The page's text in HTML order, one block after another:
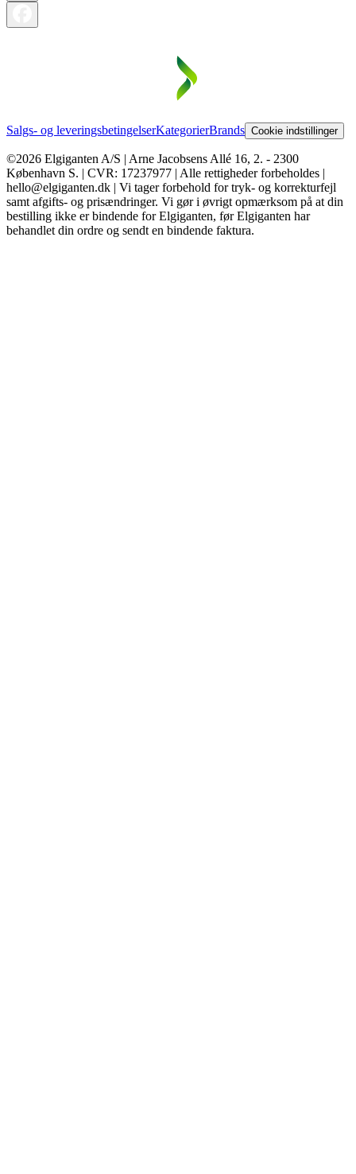
Salgs- og leveringsbetingelserKategorierBrands Cookie indstillinger
©2026 Elgiganten A/S | Arne Jacobsens Allé 16, 2. - 2300
København S. | CVR: 17237977 | Alle rettigheder forbeholdes |
hello@elgiganten.dk | Vi tager forbehold for tryk- og korrekturfejl
samt afgifts- og prisændringer. Vi gør i øvrigt opmærksom på at din
bestilling ikke er bindende for Elgiganten, før Elgiganten har
behandlet din ordre og sendt en bindende faktura.